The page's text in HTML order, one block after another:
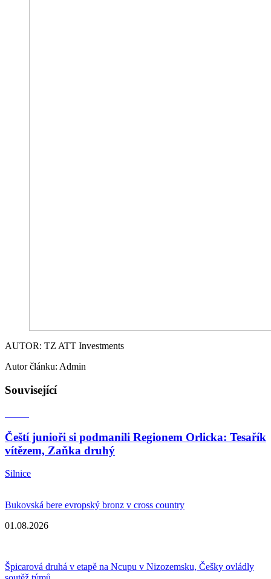
AUTOR: TZ ATT Investments
Autor článku: Admin
Související
Čeští junioři si podmanili Regionem Orlicka: Tesařík
vítězem, Zaňka druhý
Silnice
Bukovská bere evropský bronz v cross country
01.08.2026
Špicarová druhá v etapě na Ncupu v Nizozemsku, Češky ovládly